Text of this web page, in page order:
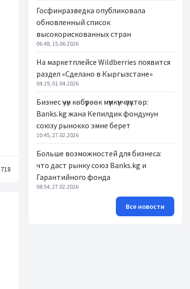
718
Госфинразведка опубликовала
обновленный список
высокорискованных стран
06:48, 15.06.2026
На маркетплейсе Wildberries появится
раздел «Сделано в Кыргызстане»
04:19, 01.04.2026
Бизнес үчүн көбүрөөк мүмкүнчүлүктөр:
Banks.kg жана Кепилдик фондунун
союзу рынокко эмне берет
10:45, 27.02.2026
Больше возможностей для бизнеса:
что даст рынку союз Banks.kg и
Гарантийного фонда
08:54, 27.02.2026
Все новости